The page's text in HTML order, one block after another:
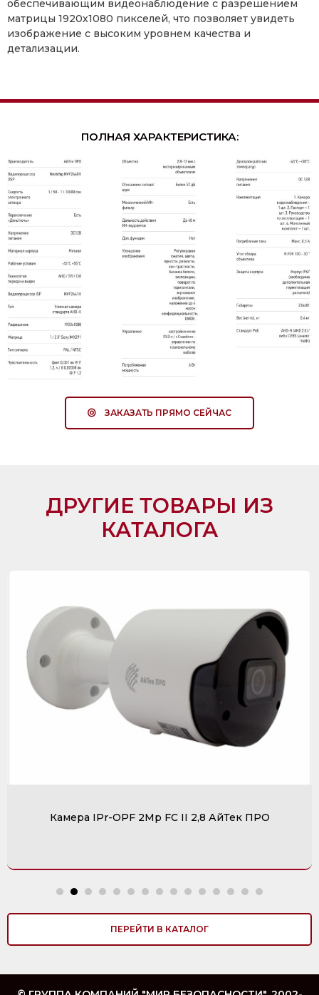
обеспечивающим видеонаблюдение с разрешением
матрицы 1920х1080 пикселей, что позволяет увидеть
изображение с высоким уровнем качества и
детализации.
ПОЛНАЯ ХАРАКТЕРИСТИКА:
ЗАКАЗАТЬ ПРЯМО СЕЙЧАС
ДРУГИЕ ТОВАРЫ ИЗ
КАТАЛОГА
Камера IPr-OPF 2Mp FC II 2,8 АйТек ПРО
ПЕРЕЙТИ В КАТАЛОГ